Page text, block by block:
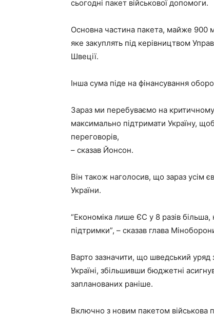
сьогодні пакет військової допомоги.
Основна частина пакета, майже 900
яке закуплять під керівництвом
Швеції.
Інша сума піде на фінансування
Зараз ми перебуваємо на
максимально підтримати Україну,
переговорів,
– сказав Йонсон.
Він також наголосив, що зараз усім
України.
“Економіка лише ЄС у 8 разів
підтримки”, – сказав глава
Варто зазначити, що шведський уряд
Україні, збільшивши бюджетні
запланованих раніше.
Включно з новим пакетом військова